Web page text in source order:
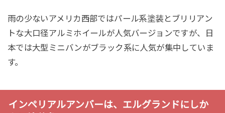
雨の少ないアメリカ西部ではパール系塗装とブリリアン
トな大口径アルミホイールが人気バージョンですが、日
本では大型ミニバンがブラック系に人気が集中していま
す。
インペリアルアンバーは、エルグランドにしか